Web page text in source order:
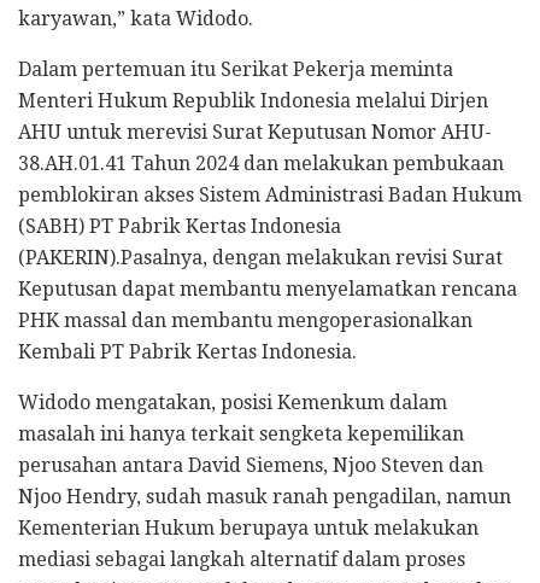
karyawan,” kata Widodo.
Dalam pertemuan itu Serikat Pekerja meminta
Menteri Hukum Republik Indonesia melalui Dirjen
AHU untuk merevisi Surat Keputusan Nomor AHU-
38.AH.01.41 Tahun 2024 dan melakukan pembukaan
pemblokiran akses Sistem Administrasi Badan Hukum
(SABH) PT Pabrik Kertas Indonesia
(PAKERIN).Pasalnya, dengan melakukan revisi Surat
Keputusan dapat membantu menyelamatkan rencana
PHK massal dan membantu mengoperasionalkan
Kembali PT Pabrik Kertas Indonesia.
Widodo mengatakan, posisi Kemenkum dalam
masalah ini hanya terkait sengketa kepemilikan
perusahan antara David Siemens, Njoo Steven dan
Njoo Hendry, sudah masuk ranah pengadilan, namun
Kementerian Hukum berupaya untuk melakukan
mediasi sebagai langkah alternatif dalam proses